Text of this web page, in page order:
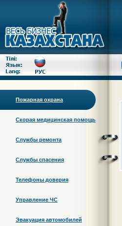
Пожарная охрана
Скорая медицинская помощь
Службы ремонта
Службы спасения
Телефоны доверия
Управление ЧС
Эвакуация автомобилей